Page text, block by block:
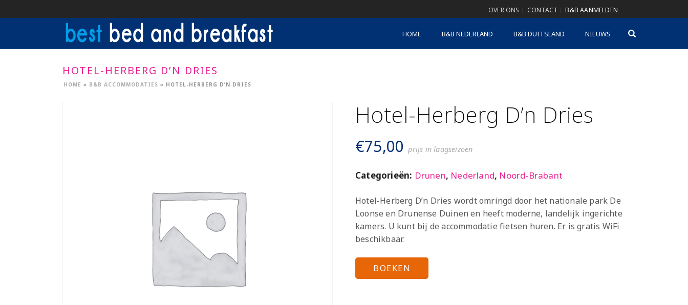
OVER ONS CONTACT B&B AANMELDEN
HOME B&B NEDERLAND B&B DUITSLAND NIEUWS
HOTEL-HERBERG D’N DRIES
HOME » B&B ACCOMMODATIES » HOTEL-HERBERG D’N DRIES
Hotel-Herberg D’n Dries
€75,00 prijs in laagseizoen
Categorieën: Drunen, Nederland, Noord-Brabant
Hotel-Herberg D’n Dries wordt omringd door het nationale park De
Loonse en Drunense Duinen en heeft moderne, landelijk ingerichte
kamers. U kunt bij de accommodatie fietsen huren. Er is gratis WiFi
beschikbaar.
BOEKEN